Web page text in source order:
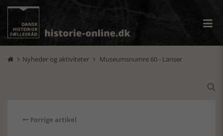
 Nyheder og aktiviteter  Museumsnumre 60 - Lanser

Forrige artikel